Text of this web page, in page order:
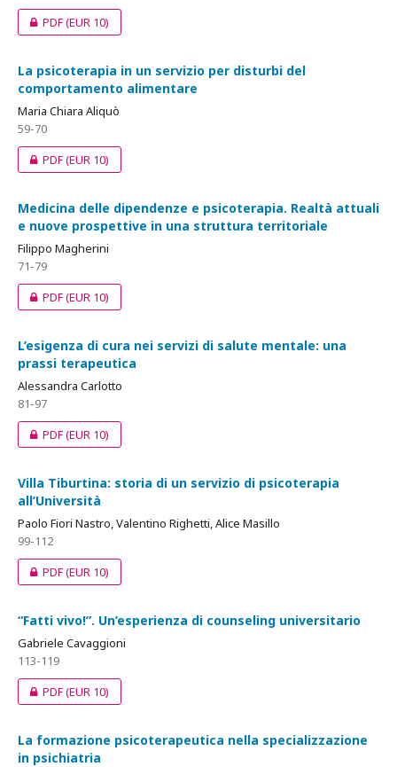
PDF(EUR 10)
La psicoterapia in un servizio per disturbi del
comportamento alimentare
Maria Chiara Aliquò
59-70
PDF(EUR 10)
Medicina delle dipendenze e psicoterapia. Realtà attuali
e nuove prospettive in una struttura territoriale
Filippo Magherini
71-79
PDF(EUR 10)
L’esigenza di cura nei servizi di salute mentale: una
prassi terapeutica
Alessandra Carlotto
81-97
PDF(EUR 10)
Villa Tiburtina: storia di un servizio di psicoterapia
all’Università
Paolo Fiori Nastro, Valentino Righetti, Alice Masillo
99-112
PDF(EUR 10)
“Fatti vivo!”. Un’esperienza di counseling universitario
Gabriele Cavaggioni
113-119
PDF(EUR 10)
La formazione psicoterapeutica nella specializzazione
in psichiatria